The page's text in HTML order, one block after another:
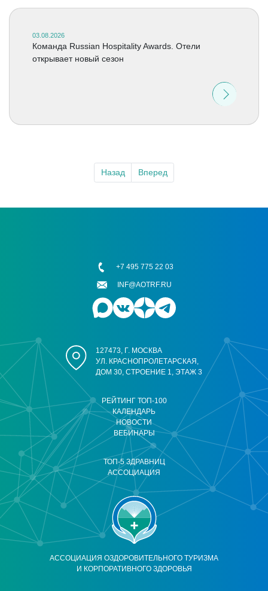
03.08.2026
Команда Russian Hospitality Awards. Отели
открывает новый сезон
Назад Вперед
АССОЦИАЦИЯ ОЗДОРОВИТЕЛЬНОГО ТУРИЗМА
И КОРПОРАТИВНОГО ЗДОРОВЬЯ
РЕЙТИНГ ТОП-100
КАЛЕНДАРЬ
НОВОСТИ
ВЕБИНАРЫ
ТОП-5 ЗДРАВНИЦ
АССОЦИАЦИЯ
127473, Г. МОСКВА
УЛ. КРАСНОПРОЛЕТАРСКАЯ,
ДОМ 30, СТРОЕНИЕ 1, ЭТАЖ 3
+7 495 775 22 03
INF@AOTRF.RU